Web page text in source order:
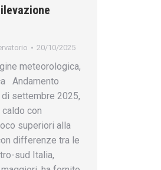
20/10/2025
meteorologica,
Andamento
settembre 2025,
con
superiori alla
differenze tra le
sud Italia,